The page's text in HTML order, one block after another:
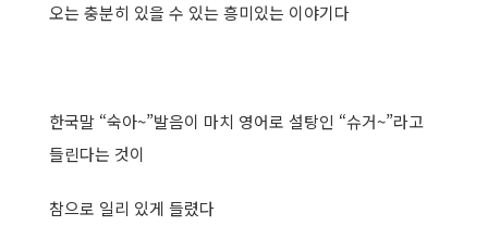
오는 충분히 있을 수 있는 흥미있는 이야기다
한국말 “숙아~”발음이 마치 영어로 설탕인 “슈거~”라고
들린다는 것이
참으로 일리 있게 들렸다